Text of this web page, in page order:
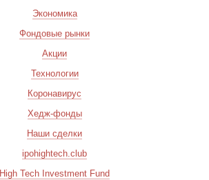
Экономика
Фондовые рынки
Акции
Технологии
Коронавирус
Хедж-фонды
Наши сделки
ipohightech.club
High Tech Investment Fund